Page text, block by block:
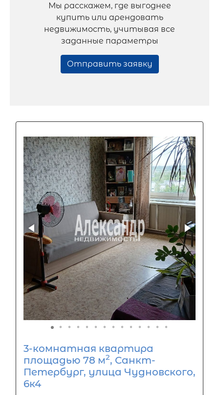
Мы расскажем, где выгоднее
купить или арендовать
недвижимость, учитывая все
заданные параметры
Отправить заявку
3-комнатная квартира
площадью 78 м2, Санкт-
Петербург, улица Чудновского,
6к4